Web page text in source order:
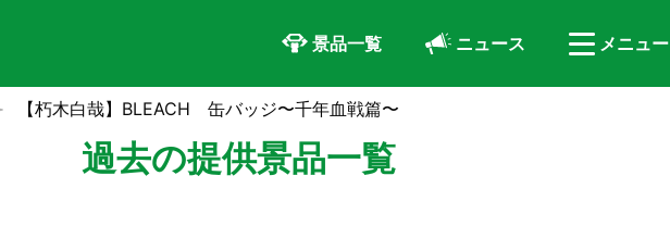
景品一覧 ニュース メニュー
【朽木白哉】BLEACH 缶バッジ〜千年血戦篇〜
過去の提供景品一覧